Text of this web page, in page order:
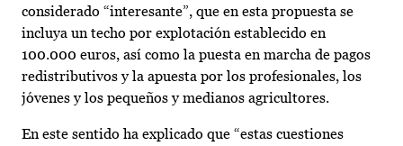
considerado “interesante”, que en esta propuesta se
incluya un techo por explotación establecido en
100.000 euros, así como la puesta en marcha de pagos
redistributivos y la apuesta por los profesionales, los
jóvenes y los pequeños y medianos agricultores.
En este sentido ha explicado que “estas cuestiones